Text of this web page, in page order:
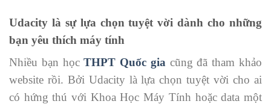
Udacity là sự lựa chọn tuyệt vời dành cho những
bạn yêu thích máy tính
Nhiều bạn họcTHPT Quốc gia cũng đã tham khảo
website rồi. Bởi Udacity là lựa chọn tuyệt vời cho ai
có hứng thú với Khoa Học Máy Tính hoặc data một